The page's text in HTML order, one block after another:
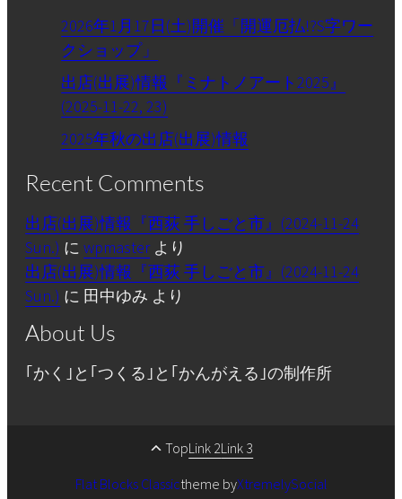
2026年1月17日(土)開催「開運厄払!?S字ワー
クショップ」
出店(出展)情報『ミナトノアート2025』
(2025-11-22, 23)
2025年秋の出店(出展)情報
Recent Comments
出店(出展)情報『西荻 手しごと市』(2024-11-24
Sun.) にwpmasterより
出店(出展)情報『西荻 手しごと市』(2024-11-24
Sun.) に 田中ゆみ より
About Us
｢かく｣と｢つくる｣と｢かんがえる｣の制作所
TopLink 2Link 3
Flat Blocks Classictheme byXtremelySocial